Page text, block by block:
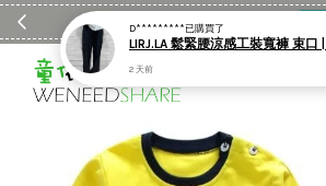
滿$1990送日亞麻棉簡約餐墊
您的購物車目前還是
繼續購物
D*********已購買了
LIRJ.LA 鬆緊腰涼感工裝寬褲 束口
2 天前